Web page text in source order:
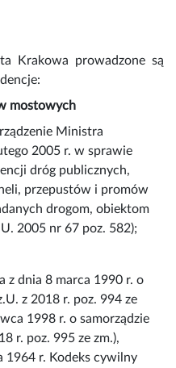
Krakowa prowadzone są
mostowych
Ministra
2005 r. w sprawie
dróg publicznych,
przepustów i promów
drogom, obiektom
2005 nr 67 poz. 582);
z dnia 8 marca 1990 r. o
z 2018 r. poz. 994 ze
1998 r. o samorządzie
r. poz. 995 ze zm.),
1964 r. Kodeks cywilny